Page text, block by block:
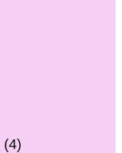
(4)